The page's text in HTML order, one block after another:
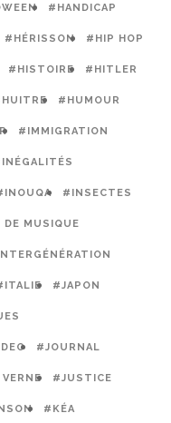
#HANDICAP
#HÉRISSON #HIP HOP
#HISTOIRE #HITLER
#HUMOUR
#IMMIGRATION
#INSECTES
MUSIQUE
#JAPON
#JOURNAL
#JUSTICE
#KÉA